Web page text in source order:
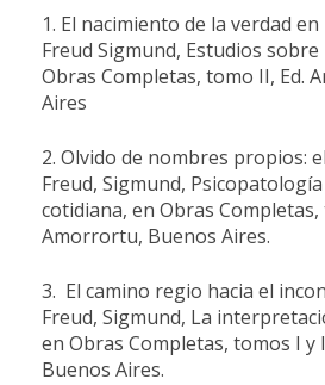
1. El nacimiento de la verdad
Freud Sigmund, Estudios
Obras Completas, tomo II, Ed.
Aires
2. Olvido de nombres propios:
Freud, Sigmund,
cotidiana, en Obras Completas,
Amorrortu, Buenos Aires.
3. El camino regio hacia el
Freud, Sigmund, La
en Obras Completas, tomos I y
Buenos Aires.